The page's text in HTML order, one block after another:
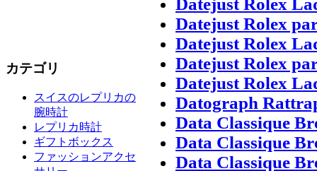
カテゴリ
スイスのレプリカの
腕時計
レプリカ時計
ギフトボックス
ファッションアクセ
Datejust Rolex
Datejust Rolex
Datejust Rolex
Datejust Rolex
Datograph
Data Classique
Data Classique
Data Classique